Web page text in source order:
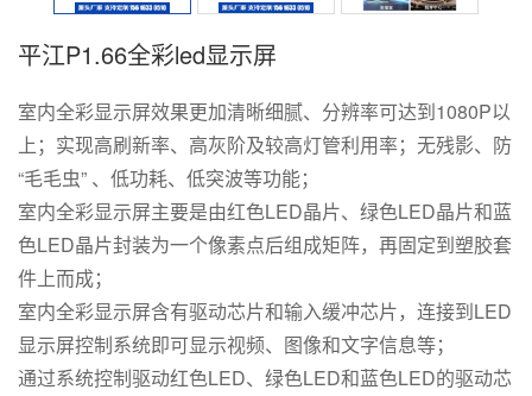
平江P1.66全彩led显示屏
室内全彩显示屏效果更加清晰细腻、分辨率可达到1080P以
上；实现高刷新率、高灰阶及较高灯管利用率；无残影、防
“毛毛虫” 、低功耗、低突波等功能；
室内全彩显示屏主要是由红色LED晶片、绿色LED晶片和蓝
色LED晶片封装为一个像素点后组成矩阵，再固定到塑胶套
件上而成；
室内全彩显示屏含有驱动芯片和输入缓冲芯片，连接到LED
显示屏控制系统即可显示视频、图像和文字信息等；
通过系统控制驱动红色LED、绿色LED和蓝色LED的驱动芯